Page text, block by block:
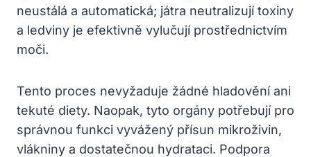
neustálá a automatická; játra neutralizují toxiny
a ledviny je efektivně vylučují prostřednictvím
moči.
Tento proces nevyžaduje žádné hladovění ani
tekuté diety. Naopak, tyto orgány potřebují pro
správnou funkci vyvážený přísun mikroživin,
vlákniny a dostatečnou hydrataci. Podpora